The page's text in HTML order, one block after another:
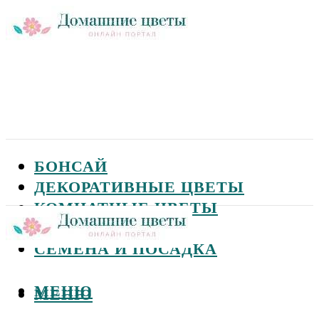
БОНСАЙ
ДЕКОРАТИВНЫЕ ЦВЕТЫ
КОМНАТНЫЕ ЦВЕТЫ
САДОВЫЕ ЦВЕТЫ
СЕМЕНА И ПОСАДКА
МЕНЮ
МЕНЮ